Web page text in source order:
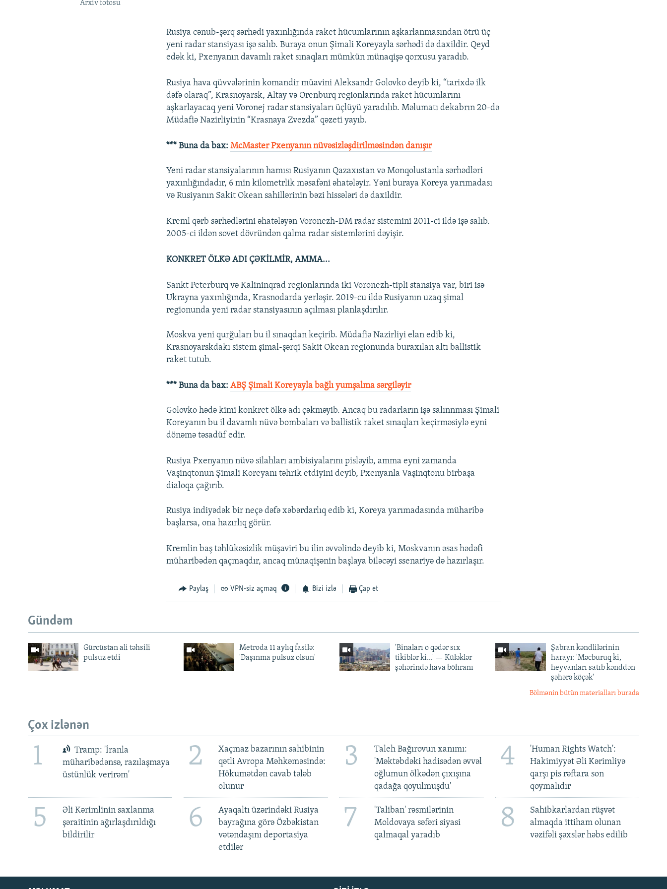
Arxiv fotosu
Rusiya cənub-şərq sərhədi yaxınlığında raket hücumlarının aşkarlanmasından ötrü üç
yeni radar stansiyası işə salıb. Buraya onun Şimali Koreyayla sərhədi də daxildir. Qeyd
edək ki, Pxenyanın davamlı raket sınaqları mümkün münaqişə qorxusu yaradıb.
Rusiya hava qüvvələrinin komandir müavini Aleksandr Golovko deyib ki, “tarixdə ilk
dəfə olaraq”, Krasnoyarsk, Altay və Orenburq regionlarında raket hücumlarını
aşkarlayacaq yeni Voronej radar stansiyaları üçlüyü yaradılıb. Məlumatı dekabrın 20-də
Müdafiə Nazirliyinin “Krasnaya Zvezda” qəzeti yayıb.
*** Buna da bax:McMaster Pxenyanın nüvəsizləşdirilməsindən danışır
Yeni radar stansiyalarının hamısı Rusiyanın Qazaxıstan və Monqolustanla sərhədləri
yaxınlığındadır, 6 min kilometrlik məsafəni əhatələyir. Yəni buraya Koreya yarımadası
və Rusiyanın Sakit Okean sahillərinin bəzi hissələri də daxildir.
Kreml qərb sərhədlərini əhatələyən Voronezh-DM radar sistemini 2011-ci ildə işə salıb.
2005-ci ildən sovet dövründən qalma radar sistemlərini dəyişir.
KONKRET ÖLKƏ ADI ÇƏKİLMİR, AMMA...
Sankt Peterburq və Kalininqrad regionlarında iki Voronezh-tipli stansiya var, biri isə
Ukrayna yaxınlığında, Krasnodarda yerləşir. 2019-cu ildə Rusiyanın uzaq şimal
regionunda yeni radar stansiyasının açılması planlaşdırılır.
Moskva yeni qurğuları bu il sınaqdan keçirib. Müdafiə Nazirliyi elan edib ki,
Krasnoyarskdakı sistem şimal-şərqi Sakit Okean regionunda buraxılan altı ballistik
raket tutub.
*** Buna da bax:ABŞ Şimali Koreyayla bağlı yumşalma sərgiləyir
Golovko hədə kimi konkret ölkə adı çəkməyib. Ancaq bu radarların işə salınnması Şimali
Koreyanın bu il davamlı nüvə bombaları və ballistik raket sınaqları keçirməsiylə eyni
dönəmə təsadüf edir.
Rusiya Pxenyanın nüvə silahları ambisiyalarını pisləyib, amma eyni zamanda
Vaşinqtonun Şimali Koreyanı təhrik etdiyini deyib, Pxenyanla Vaşinqtonu birbaşa
dialoqa çağırıb.
Rusiya indiyədək bir neçə dəfə xəbərdarlıq edib ki, Koreya yarımadasında müharibə
başlarsa, ona hazırlıq görür.
Kremlin baş təhlükəsizlik müşaviri bu ilin əvvəlində deyib ki, Moskvanın əsas hədəfi
müharibədən qaçmaqdır, ancaq münaqişənin başlaya biləcəyi ssenariyə də hazırlaşır.
Paylaş VPN-siz açmaq Bizi izlə Çap et
Gündəm
Gürcüstan ali təhsili
pulsuz etdi
Metroda 11 aylıq fasilə:
'Daşınma pulsuz olsun'
'Binaları o qədər sıx
tikiblər ki...' — Küləklər
şəhərində hava böhranı
Şabran kəndlilərinin
harayı: 'Məcburuq ki,
heyvanları satıb kənddən
şəhərə köçək'
Bölmənin bütün materialları burada
Çox izlənən
1
Tramp: 'İranla
müharibədənsə, razılaşmaya
üstünlük verirəm'
2
Xaçmaz bazarının sahibinin
qətli Avropa Məhkəməsində:
Hökumətdən cavab tələb
olunur
3
Taleh Bağırovun xanımı:
'Məktəbdəki hadisədən əvvəl
oğlumun ölkədən çıxışına
qadağa qoyulmuşdu'
4
'Human Rights Watch':
Hakimiyyət Əli Kərimliyə
qarşı pis rəftara son
qoymalıdır
5
Əli Kərimlinin saxlanma
şəraitinin ağırlaşdırıldığı
bildirilir
6
Ayaqaltı üzərindəki Rusiya
bayrağına görə Özbəkistan
vətəndaşını deportasiya
etdilər
7
'Taliban' rəsmilərinin
Moldovaya səfəri siyasi
qalmaqal yaradıb
8
Sahibkarlardan rüşvət
almaqda ittiham olunan
vəzifəli şəxslər həbs edilib